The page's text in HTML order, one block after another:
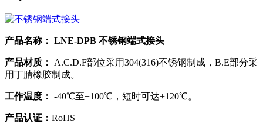
产品名称： LNE-DPB 不锈钢端式接头
产品材质： A.C.D.F部位采用304(316)不锈钢制成，B.E部分采
用丁腈橡胶制成。
工作温度： -40℃至+100℃，短时可达+120℃。
产品认证 ： RoHS